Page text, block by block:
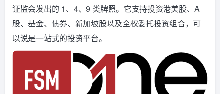
证监会发出的 1、4、9 类牌照。它支持投资港美股、A
股、基金、债券、新加坡股以及全权委托投资组合，可
以说是一站式的投资平台。